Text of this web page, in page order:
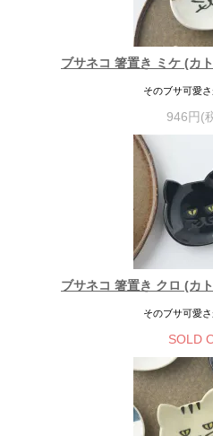
ブサネコ 箸置き ミケ (カ
そのブサ可愛
946円(
ブサネコ 箸置き クロ (カ
そのブサ可愛
SOLD